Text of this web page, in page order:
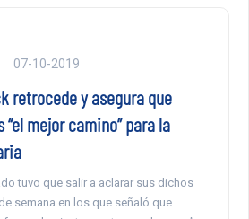
07-10-2019
retrocede y asegura que
mejor camino” para la
tuvo que salir a aclarar sus dichos
semana en los que señaló que